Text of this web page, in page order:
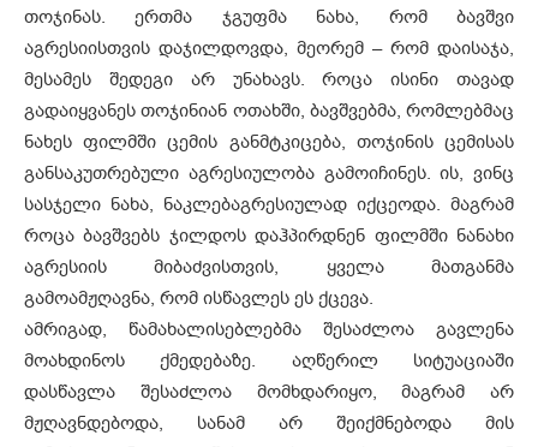
თოჯინას. ერთმა ჯგუფმა ნახა, რომ ბავშვი
აგრესიისთვის დაჯილდოვდა, მეორემ – რომ დაისაჯა,
მესამეს შედეგი არ უნახავს. როცა ისინი თავად
გადაიყვანეს თოჯინიან ოთახში, ბავშვებმა, რომლებმაც
ნახეს ფილმში ცემის განმტკიცება, თოჯინის ცემისას
განსაკუთრებული აგრესიულობა გამოიჩინეს. ის, ვინც
სასჯელი ნახა, ნაკლებაგრესიულად იქცეოდა. მაგრამ
როცა ბავშვებს ჯილდოს დაჰპირდნენ ფილმში ნანახი
აგრესიის მიბაძვისთვის, ყველა მათგანმა
გამოამჟღავნა, რომ ისწავლეს ეს ქცევა.
ამრიგად, წამახალისებლებმა შესაძლოა გავლენა
მოახდინოს ქმედებაზე. აღწერილ სიტუაციაში
დასწავლა შესაძლოა მომხდარიყო, მაგრამ არ
მჟღავნდებოდა, სანამ არ შეიქმნებოდა მის